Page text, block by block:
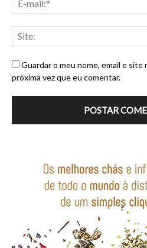
Guardar o meu nome, email e site
próxima vez que eu comentar.